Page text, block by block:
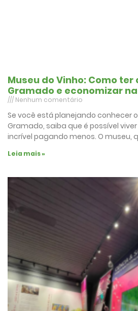
Museu do Vinho: Como
Gramado e economizar
Nenhum comentário
Se você está planejando conhecer
Gramado, saiba que é possível
incrível pagando menos. O museu,
Leia mais »